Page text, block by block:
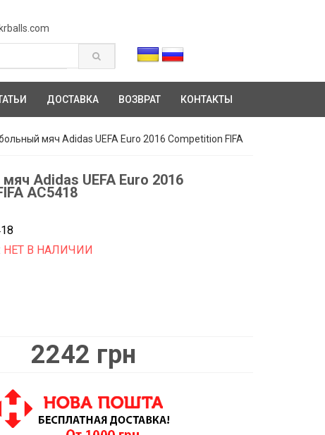
ДОСТАВКА ВОЗВРАТ КОНТАКТЫ
мяч Adidas UEFA Euro 2016 Competition FIFA
Adidas UEFA Euro 2016
AC5418
НЕТ В НАЛИЧИИ
2242 грн